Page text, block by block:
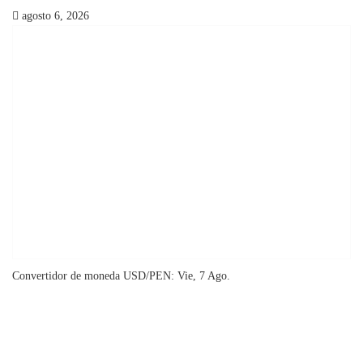
agosto 6, 2026
Convertidor de moneda USD/PEN: Vie, 7 Ago.